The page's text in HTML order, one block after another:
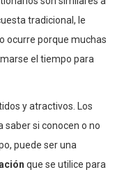
tradicional, le
ocurre porque muchas
el tiempo para
y atractivos. Los
saber si conocen o no
puede ser una
que se utilice para